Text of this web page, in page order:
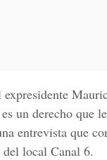
un derecho que
entrevista que
local Canal 6.